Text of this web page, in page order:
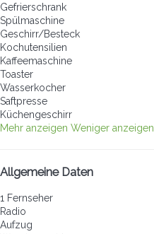
Gefrierschrank
Spülmaschine
Geschirr/Besteck
Kochutensilien
Kaffeemaschine
Toaster
Wasserkocher
Saftpresse
Küchengeschirr
Mehr anzeigen Weniger anzeigen
Allgemeine Daten
1 Fernseher
Radio
Aufzug